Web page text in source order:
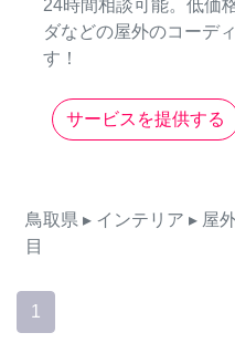
24時間相談可能。低価
ダなどの屋外のコーデ
す！
サービスを提供する
鳥取県 ▸ インテリア ▸ 屋
目
1